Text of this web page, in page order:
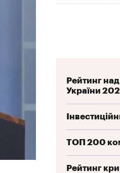
Рейтинг
України
ТОП 200
Рейтинг